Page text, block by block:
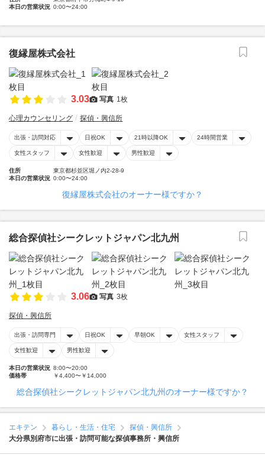
本日の営業状況 0:00〜24:00
復縁屋株式会社
3.03 写真 1枚
心理カウンセリング 探偵・興信所
出張・訪問対応 日祝OK 21時以降OK 24時間営業
女性スタッフ 女性歓迎 男性歓迎
住所
東京都杉並区堀ノ内2-28-9
本日の営業状況 0:00〜24:00
復縁屋株式会社のオーナー様ですか？
総合探偵社シークレットジャパン北九州
3.06 写真 3枚
探偵・興信所
出張・訪問専門 日祝OK 早朝OK 女性スタッフ
女性歓迎 男性歓迎
本日の営業状況 8:00〜20:00
価格帯
￥4,400〜￥14,000
総合探偵社シークレットジャパン北九州のオーナー様ですか？
エキテン 暮らし・生活・住宅
探偵・興信所
大分県別府市に出張・訪問可能な探偵事務所・興信所